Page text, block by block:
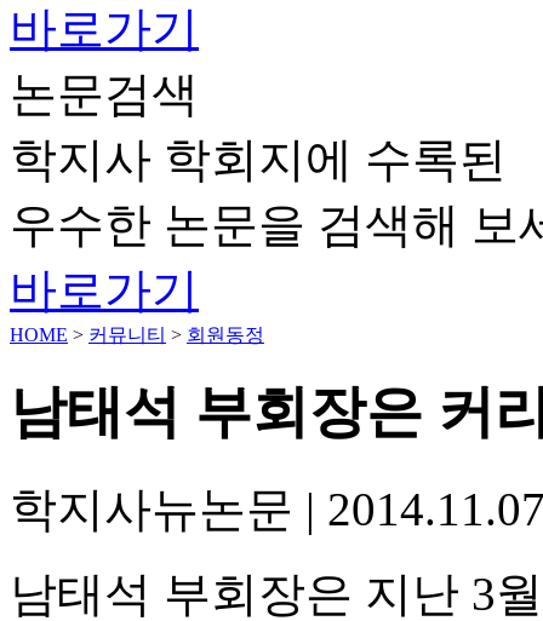
바로가기
논문검색
학지사 학회지에 수록된
우수한 논문을 검색해 보
바로가기
HOME > 커뮤니티 > 회원동정
남태석 부회장은 커
학지사뉴논문 |
남태석 부회장은 지난 3